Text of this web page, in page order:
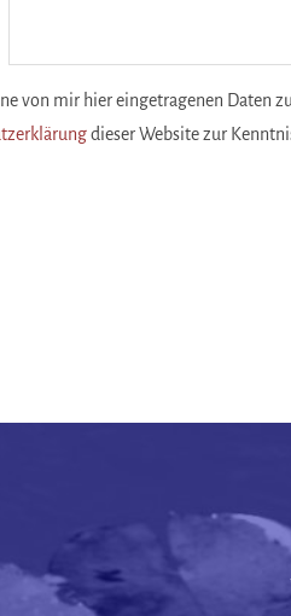
von mir hier eingetragenen
dieser Website zur